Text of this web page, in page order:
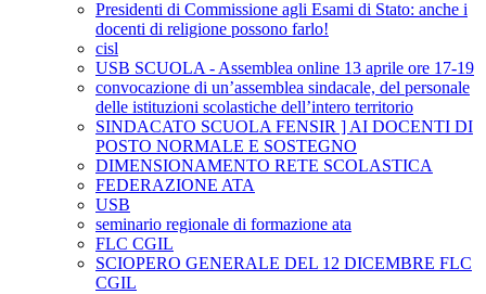
Presidenti di Commissione agli Esami di Stato: anche i
docenti di religione possono farlo!
cisl
USB SCUOLA - Assemblea online 13 aprile ore 17-19
convocazione di un’assemblea sindacale, del personale
delle istituzioni scolastiche dell’intero territorio
SINDACATO SCUOLA FENSIR ] AI DOCENTI DI
POSTO NORMALE E SOSTEGNO
DIMENSIONAMENTO RETE SCOLASTICA
FEDERAZIONE ATA
USB
seminario regionale di formazione ata
FLC CGIL
SCIOPERO GENERALE DEL 12 DICEMBRE FLC
CGIL